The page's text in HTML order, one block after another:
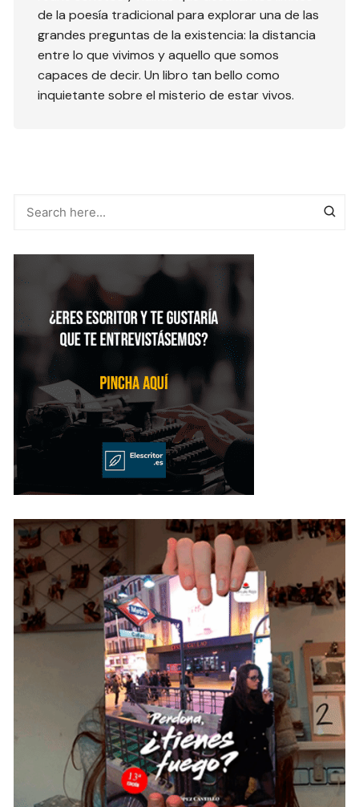
de la poesía tradicional para explorar una de las
grandes preguntas de la existencia: la distancia
entre lo que vivimos y aquello que somos
capaces de decir. Un libro tan bello como
inquietante sobre el misterio de estar vivos.